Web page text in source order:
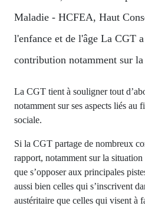
Maladie - HCFEA, Haut
l'enfance et de l'âge La CGT
contribution notamment sur la
La CGT tient à souligner tout
notamment sur ses aspects liés au
sociale.
Si la CGT partage de nombreux
rapport, notamment sur la
que s’opposer aux principales
aussi bien celles qui s’inscrivent
austéritaire que celles qui visent à